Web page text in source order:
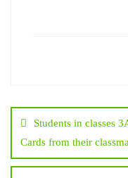
Navegação
de
Students in classes
Cards from their